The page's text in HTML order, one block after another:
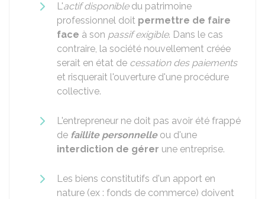
L'actif disponibledu patrimoine
professionnel doit permettre de faire
face à son passif exigible. Dans le cas
contraire, la société nouvellement créée
serait en état de cessation des paiements
et risquerait l'ouverture d'une procédure
collective.
L'entrepreneur ne doit pas avoir été frappé
de faillite personnelleou d'une
interdiction de gérer une entreprise.
Les biens constitutifs d'un apport en
nature (ex : fonds de commerce) doivent